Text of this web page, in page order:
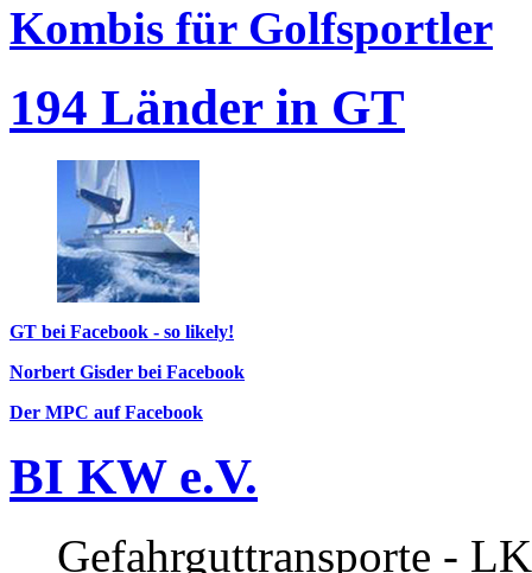
Kombis für Golfsportler
194 Länder in GT
GT bei Facebook - so likely!
Norbert Gisder bei Facebook
Der MPC auf Facebook
BI KW e.V.
Gefahrguttransporte -